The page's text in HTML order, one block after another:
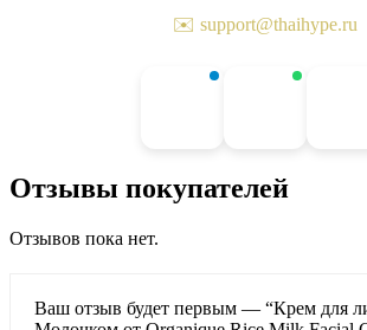
✉️ support@thaihype.ru
Отзывы покупателей
Отзывов пока нет.
Ваш отзыв будет первым — “Крем для